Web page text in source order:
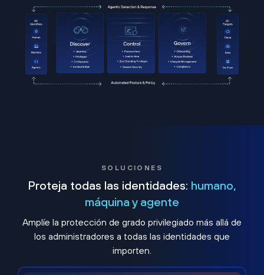
SOLUCIONES
Proteja todas las identidades: humano,
máquina y agente
Amplíe la protección de grado privilegiado más allá de
los administradores a todas las identidades que
importen.